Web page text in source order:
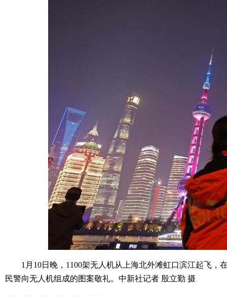
1月10日晚，1100架无人机从上海北外滩虹口滨江起飞，
民警向无人机组成的图案敬礼。中新社记者 殷立勤 摄